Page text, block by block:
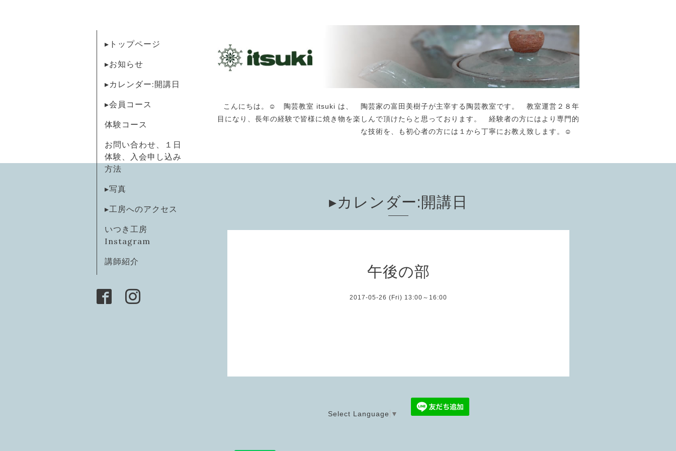
こんにちは。☺️ 陶芸教室 itsuki は、 陶芸家の富田美樹子が主宰する陶芸教室です。 教室運営２８年
目になり、長年の経験で皆様に焼き物を楽しんで頂けたらと思っております。 経験者の方にはより専門的
な技術を、も初心者の方には１から丁寧にお教え致します。☺️
▸トップページ
▸お知らせ
▸カレンダー:開講日
▸会員コース
体験コース
お問い合わせ、１日
体験、入会申し込み
方法
▸写真
▸工房へのアクセス
いつき工房
Instagram
講師紹介
▸カレンダー:開講日
午後の部
2017-05-26 (Fri) 13:00～16:00
Select Language ▼